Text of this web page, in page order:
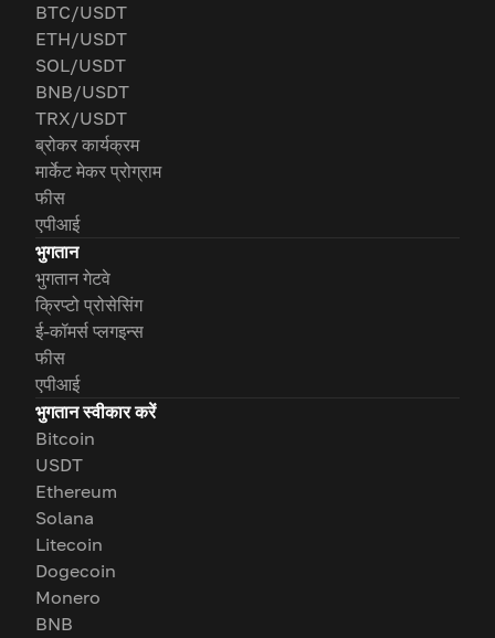
BTC/USDT
ETH/USDT
SOL/USDT
BNB/USDT
TRX/USDT
ब्रोकर कार्यक्रम
मार्केट मेकर प्रोग्राम
फीस
एपीआई
भुगतान
भुगतान गेटवे
क्रिप्टो प्रोसेसिंग
ई-कॉमर्स प्लगइन्स
फीस
एपीआई
भुगतान स्वीकार करें
Bitcoin
USDT
Ethereum
Solana
Litecoin
Dogecoin
Monero
BNB